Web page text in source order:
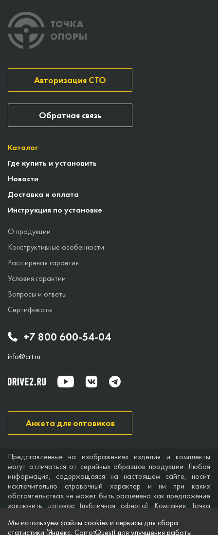
+7 800 600-54-04
info@crt.ru
Каталог
Где купить и установить
Новости
Доставка и оплата
Инструкция по установке
О продукции
Конструктивные особенности
Расширеная гарантия
Условия гарантии
Вопросы и ответы
Сертификаты
Авторизация СТО
Анкета для оптовиков
Обратная связь
Представленные на изображениях изделия и комплекты
могут отличаться от серийных образцов продукции. Любая
информация, содержащаяся на настоящем сайте, носит
исключительно справочный характер и ни при каких
обстоятельствах не может быть расценена как предложение
заключить договор (публичная оферта). Компания Точка
точности и полноты информации на веб-сайте, а также по
Мы используем файлы cookies и сервисы для сбора
статистики (Яндекс, CarrotQuest) для улучшения работы